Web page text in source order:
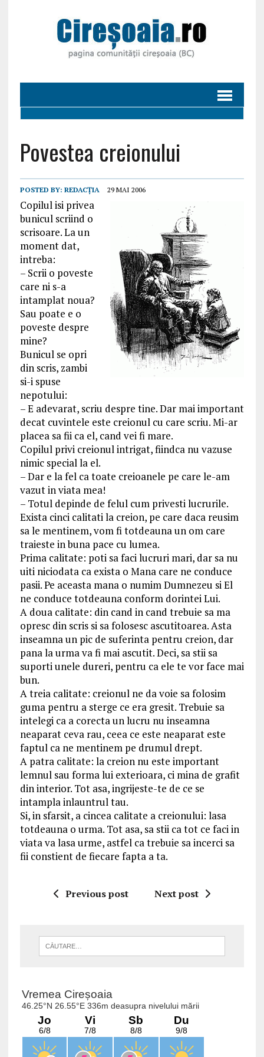
Povestea creionului
POSTED BY: REDACȚIA 29 MAI 2006
Copilul isi privea
bunicul scriind o
scrisoare. La un
moment dat,
intreba:
– Scrii o poveste
care ni s-a
intamplat noua?
Sau poate e o
poveste despre
mine?
Bunicul se opri
din scris, zambi
si-i spuse
nepotului:
– E adevarat, scriu despre tine. Dar mai important
decat cuvintele este creionul cu care scriu. Mi-ar
placea sa fii ca el, cand vei fi mare.
Copilul privi creionul intrigat, fiindca nu vazuse
nimic special la el.
– Dar e la fel ca toate creioanele pe care le-am
vazut in viata mea!
– Totul depinde de felul cum privesti lucrurile.
Exista cinci calitati la creion, pe care daca reusim
sa le mentinem, vom fi totdeauna un om care
traieste in buna pace cu lumea.
Prima calitate: poti sa faci lucruri mari, dar sa nu
uiti niciodata ca exista o Mana care ne conduce
pasii. Pe aceasta mana o numim Dumnezeu si El
ne conduce totdeauna conform dorintei Lui.
A doua calitate: din cand in cand trebuie sa ma
opresc din scris si sa folosesc ascutitoarea. Asta
inseamna un pic de suferinta pentru creion, dar
pana la urma va fi mai ascutit. Deci, sa stii sa
suporti unele dureri, pentru ca ele te vor face mai
bun.
A treia calitate: creionul ne da voie sa folosim
guma pentru a sterge ce era gresit. Trebuie sa
intelegi ca a corecta un lucru nu inseamna
neaparat ceva rau, ceea ce este neaparat este
faptul ca ne mentinem pe drumul drept.
A patra calitate: la creion nu este important
lemnul sau forma lui exterioara, ci mina de grafit
din interior. Tot asa, ingrijeste-te de ce se
intampla inlauntrul tau.
Si, in sfarsit, a cincea calitate a creionului: lasa
totdeauna o urma. Tot asa, sa stii ca tot ce faci in
viata va lasa urme, astfel ca trebuie sa incerci sa
fii constient de fiecare fapta a ta.
Previous post Next post